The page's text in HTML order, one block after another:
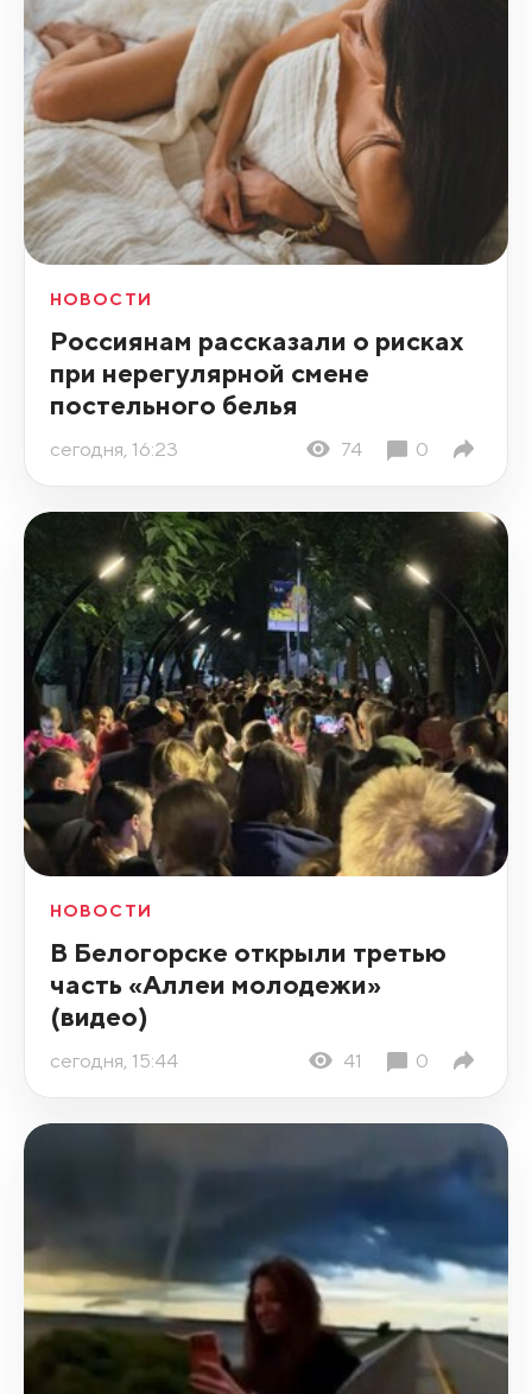
НОВОСТИ
Россиянам рассказали о рисках
при нерегулярной смене
постельного белья
сегодня, 16:23 74 0
НОВОСТИ
В Белогорске открыли третью
часть «Аллеи молодежи»
(видео)
сегодня, 15:44 41 0